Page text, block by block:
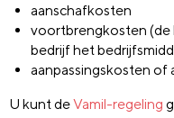
aanschafkosten
voortbrengkosten (de
bedrijf het
aanpassingskosten of
U kunt deVamil-regeling